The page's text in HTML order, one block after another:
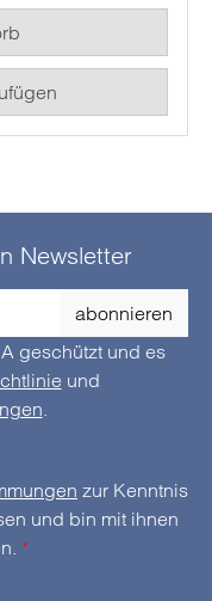
sowie
Newsletter
abonnieren
geschützt und es
und
.
zur Kenntnis
und bin mit ihnen
*